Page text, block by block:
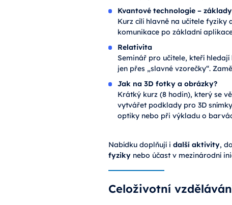
Kvantové technologie –
Kurz cílí hlavně na učitele
komunikace po základní
Relativita
Seminář pro učitele, kteří
jen přes „slavné vzorečky“.
Jak na 3D fotky a obrázky?
Krátký kurz (8 hodin), který se
vytvářet podklady pro 3D
optiky nebo při výkladu o
Nabídku doplňují i další aktivity,
fyziky nebo účast v mezinárodní
Celoživotní